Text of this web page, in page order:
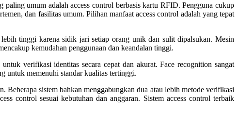
umum adalah access control berbasis kartu RFID. Pengguna cukup
dan fasilitas umum. Pilihan manfaat access control adalah yang tepat
tinggi karena sidik jari setiap orang unik dan sulit dipalsukan. Mesin
kemudahan penggunaan dan keandalan tinggi.
verifikasi identitas secara cepat dan akurat. Face recognition sangat
untuk memenuhi standar kualitas tertinggi.
Beberapa sistem bahkan menggabungkan dua atau lebih metode verifikasi
control sesuai kebutuhan dan anggaran. Sistem access control terbaik